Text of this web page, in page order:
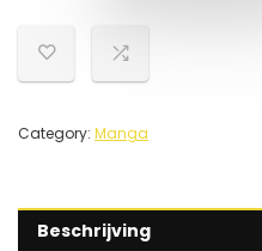
Category: Manga
Beschrijving